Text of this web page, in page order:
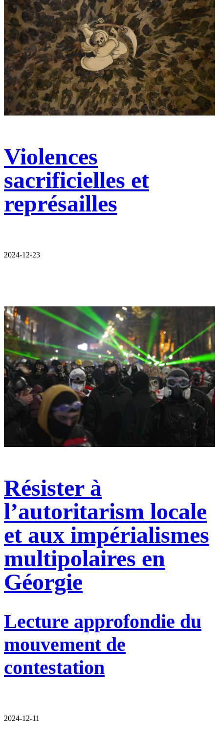
Violences
sacrificielles et
représailles
2024-12-23
Résister à
l’autoritarism locale
et aux impérialismes
multipolaires en
Géorgie
Lecture approfondie du
mouvement de
contestation
2024-12-11